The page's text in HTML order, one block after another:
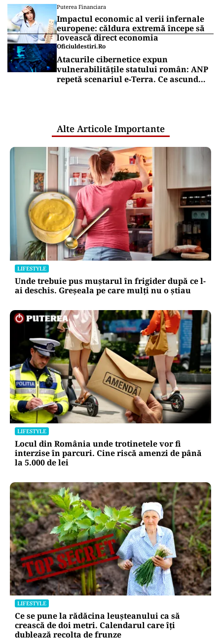
Puterea Financiara
Impactul economic al verii infernale
europene: căldura extremă începe să
lovească direct economia
Oficiuldestiri.ro
Atacurile cibernetice expun
vulnerabilitățile statului român: ANP
repetă scenariul e‑Terra. Ce ascund
Alte Articole Importante
LIFESTYLE
Unde trebuie pus muștarul în frigider după ce l-
ai deschis. Greșeala pe care mulți nu o știau
LIFESTYLE
Locul din România unde trotinetele vor fi
interzise în parcuri. Cine riscă amenzi de până
la 5.000 de lei
LIFESTYLE
Ce se pune la rădăcina leușteanului ca să
crească de doi metri. Calendarul care îți
dublează recolta de frunze